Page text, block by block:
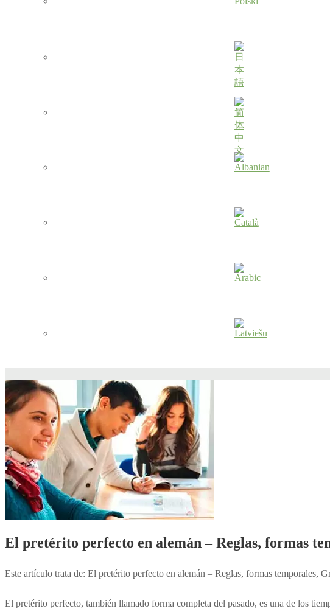
El pretérito perfecto en alemán – Reglas, formas
Este artículo trata de: El pretérito perfecto en alemán – Reglas, formas temporales,
El pretérito perfecto, también llamado forma completa del pasado, es una de los